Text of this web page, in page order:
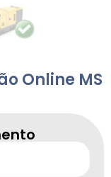
Online MS